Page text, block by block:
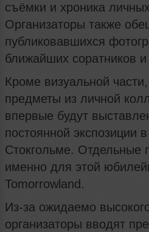
съёмки и хроника
Организаторы также
публиковавшихся
ближайших соратников и
Кроме визуальной
предметы из личной
впервые будут
постоянной экспозиции
Стокгольме. Отдельные
именно для этой
Tomorrowland.
Из‑за ожидаемо
организаторы вводят